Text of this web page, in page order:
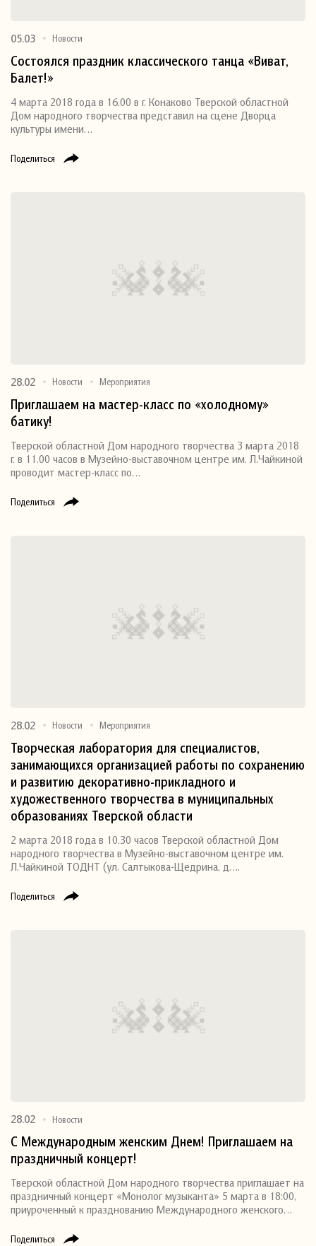
Поделиться
05.03 Новости
Состоялся праздник классического танца «Виват,
Балет!»
4 марта 2018 года в 16.00 в г. Конаково Тверской областной
Дом народного творчества представил на сцене Дворца
культуры имени…
Поделиться
28.02 Новости Мероприятия
Приглашаем на мастер-класс по «холодному»
батику!
Тверской областной Дом народного творчества 3 марта 2018
г. в 11.00 часов в Музейно-выставочном центре им. Л.Чайкиной
проводит мастер-класс по…
Поделиться
28.02 Новости Мероприятия
Творческая лаборатория для специалистов,
занимающихся организацией работы по сохранению
и развитию декоративно-прикладного и
художественного творчества в муниципальных
образованиях Тверской области
2 марта 2018 года в 10.30 часов Тверской областной Дом
народного творчества в Музейно-выставочном центре им.
Л.Чайкиной ТОДНТ (ул. Салтыкова-Щедрина, д….
Поделиться
28.02 Новости
С Международным женским Днем! Приглашаем на
праздничный концерт!
Тверской областной Дом народного творчества приглашает на
праздничный концерт «Монолог музыканта» 5 марта в 18:00,
приуроченный к празднованию Международного женского…